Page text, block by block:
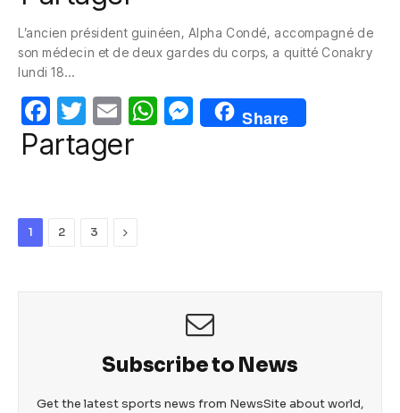
e
b
o
o
k
itt
er
s
p
p
e
g
er
L’ancien président guinéen, Alpha Condé, accompagné de
son médecin et de deux gardes du corps, a quitté Conakry
lundi 18…
F
a
b
T
w
itt
E
m
W M
e
Share
Partager
1 2 3 Next
Subscribe to News
Get the latest sports news from NewsSite about world,